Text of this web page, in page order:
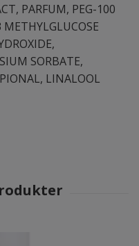
PARFUM, PEG-100
METHYLGLUCOSE
SORBATE,
LINALOOL